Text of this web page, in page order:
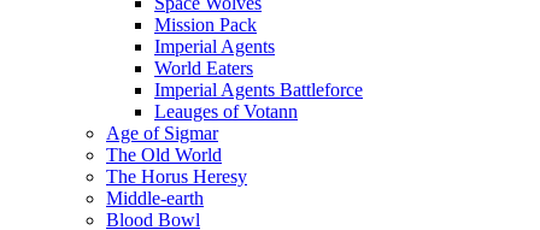
Mission Pack
Imperial Agents
World Eaters
Imperial Agents Battleforce
Leauges of Votann
Age of Sigmar
The Old World
The Horus Heresy
Middle-earth
Blood Bowl